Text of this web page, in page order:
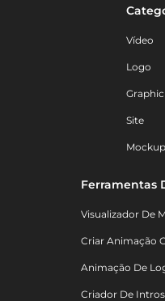
Vídeo
Logo
Site
Mockup
Ferramentas
Visualizador De
Criar Animação
Animação De
Criador De Intros